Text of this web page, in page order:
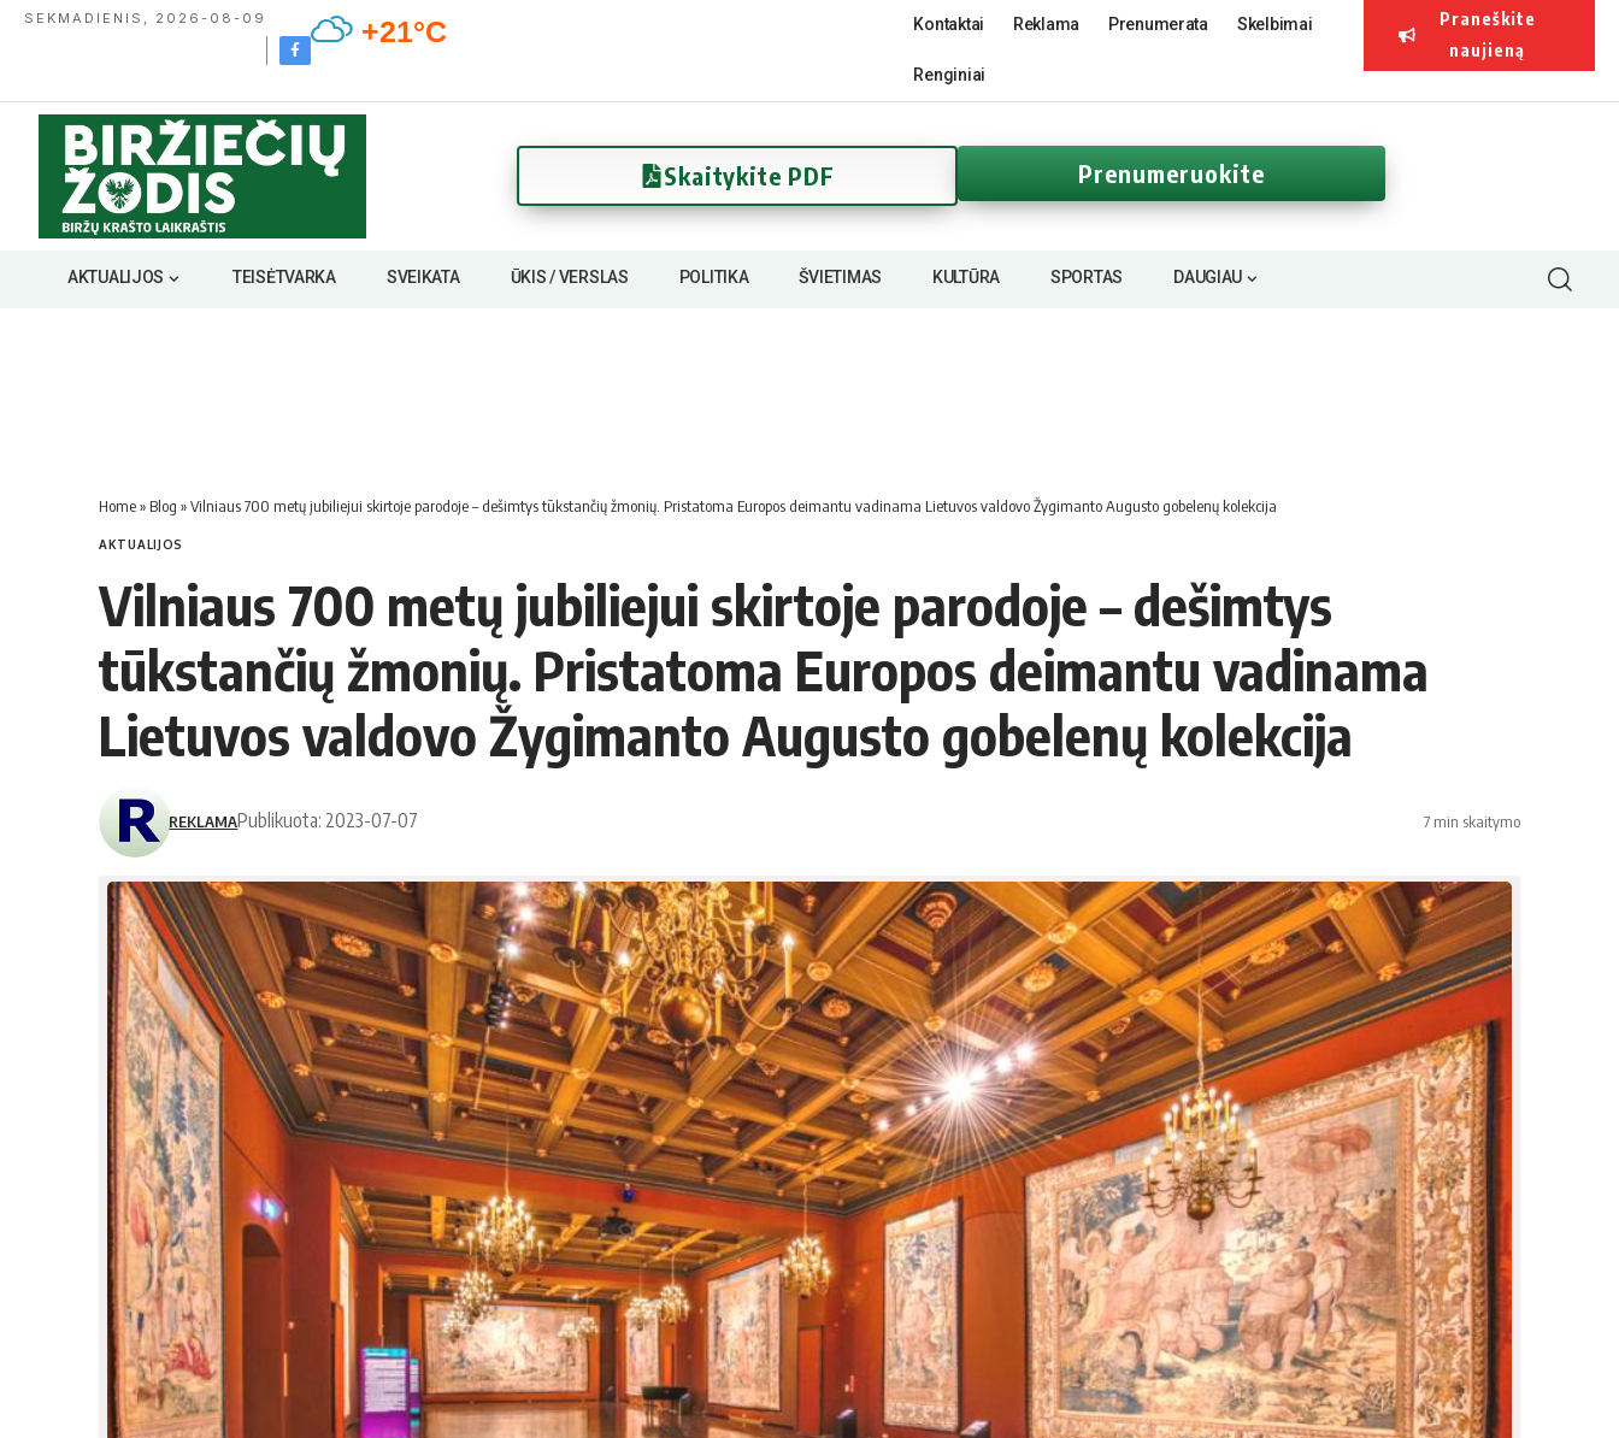
SEKMADIENIS, 2026-08-09 +21°C Kontaktai Reklama Prenumerata Skelbimai
Renginiai
Praneškite
naujieną
Skaitykite PDF Prenumeruokite
AKTUALIJOS TEISĖTVARKA SVEIKATA ŪKIS / VERSLAS POLITIKA ŠVIETIMAS KULTŪRA SPORTAS DAUGIAU
Home» Blog »Vilniaus 700 metų jubiliejui skirtoje parodoje – dešimtys tūkstančių žmonių. Pristatoma Europos deimantu vadinama Lietuvos valdovo Žygimanto Augusto gobelenų kolekcija
AKTUALIJOS
Vilniaus 700 metų jubiliejui skirtoje parodoje – dešimtys
tūkstančių žmonių. Pristatoma Europos deimantu vadinama
Lietuvos valdovo Žygimanto Augusto gobelenų kolekcija
REKLAMAPublikuota: 2023-07-07 7 min skaitymo